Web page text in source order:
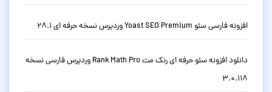
افزونه فارسی سئو Yoast SEO Premium وردپرس نسخه حرفه ای 28.1
دانلود افزونه سئو حرفه ای رنک مث Rank Math Pro وردپرس فارسی نسخه
3.0.118